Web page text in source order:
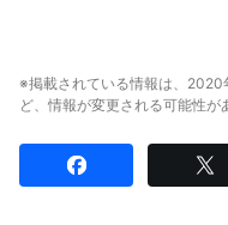
※掲載されている情報は、2020
ど、情報が変更される可能性が